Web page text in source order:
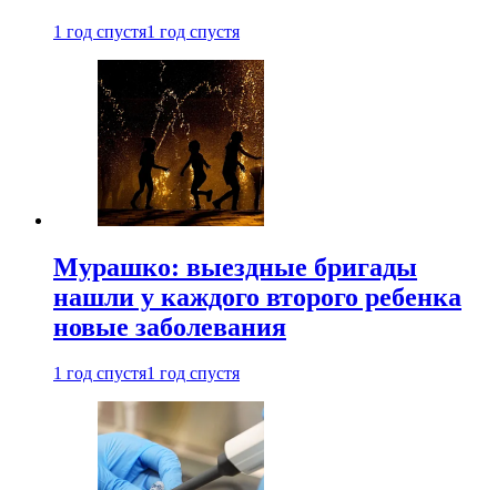
1 год спустя1 год спустя
Мурашко: выездные бригады
нашли у каждого второго ребенка
новые заболевания
1 год спустя1 год спустя